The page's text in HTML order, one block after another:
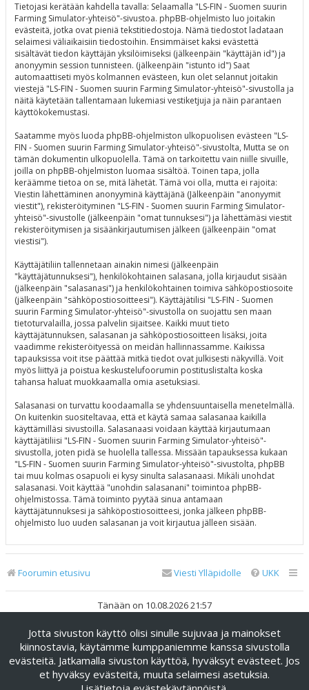
Tietojasi kerätään kahdella tavalla: Selaamalla "LS-FIN - Suomen suurin
Farming Simulator-yhteisö"-sivustoa. phpBB-ohjelmisto luo joitakin
evästeitä, jotka ovat pieniä tekstitiedostoja. Nämä tiedostot ladataan
selaimesi väliaikaisiin tiedostoihin. Ensimmäiset kaksi evästettä
sisältävät tiedon käyttäjän yksilöimiseksi (jälkeenpäin "käyttäjän id") ja
anonyymin session tunnisteen. (jälkeenpäin "istunto id") Saat
automaattiseti myös kolmannen evästeen, kun olet selannut joitakin
viestejä "LS-FIN - Suomen suurin Farming Simulator-yhteisö"-sivustolla ja
näitä käytetään tallentamaan lukemiasi vestiketjuja ja näin parantaen
käyttökokemustasi.
Saatamme myös luoda phpBB-ohjelmiston ulkopuolisen evästeen "LS-
FIN - Suomen suurin Farming Simulator-yhteisö"-sivustolta, Mutta se on
tämän dokumentin ulkopuolella. Tämä on tarkoitettu vain niille sivuille,
joilla on phpBB-ohjelmiston luomaa sisältöä. Toinen tapa, jolla
keräämme tietoa on se, mitä lähetät. Tämä voi olla, mutta ei rajoita:
Viestin lähettäminen anonyyminä käyttäjänä (Jälkeenpäin "anonyymit
viestit"), rekisteröityminen "LS-FIN - Suomen suurin Farming Simulator-
yhteisö"-sivustolle (jälkeenpäin "omat tunnuksesi") ja lähettämäsi viestit
rekisteröitymisen ja sisäänkirjautumisen jälkeen (jälkeenpäin "omat
viestisi").
Käyttäjätiliin tallennetaan ainakin nimesi (jälkeenpäin
"käyttäjätunnuksesi"), henkilökohtainen salasana, jolla kirjaudut sisään
(jälkeenpäin "salasanasi") ja henkilökohtainen toimiva sähköpostiosoite
(jälkeenpäin "sähköpostiosoitteesi"). Käyttäjätilisi "LS-FIN - Suomen
suurin Farming Simulator-yhteisö"-sivustolla on suojattu sen maan
tietoturvalailla, jossa palvelin sijaitsee. Kaikki muut tieto
käyttäjätunnuksen, salasanan ja sähköpostiosoitteen lisäksi, joita
vaadimme rekisteröityessä on meidän hallinnassamme. Kaikissa
tapauksissa voit itse päättää mitkä tiedot ovat julkisesti näkyvillä. Voit
myös liittyä ja poistua keskustelufoorumin postituslistalta koska
tahansa haluat muokkaamalla omia asetuksiasi.
Salasanasi on turvattu koodaamalla se yhdensuuntaisella menetelmällä.
On kuitenkin suositeltavaa, että et käytä samaa salasanaa kaikilla
käyttämilläsi sivustoilla. Salasanaasi voidaan käyttää kirjautumaan
käyttäjätiliisi "LS-FIN - Suomen suurin Farming Simulator-yhteisö"-
sivustolla, joten pidä se huolella tallessa. Missään tapauksessa kukaan
"LS-FIN - Suomen suurin Farming Simulator-yhteisö"-sivustolta, phpBB
tai muu kolmas osapuoli ei kysy sinulta salasanaasi. Mikäli unohdat
salasanasi. Voit käyttää "unohdin salasanani" toimintoa phpBB-
ohjelmistossa. Tämä toiminto pyytää sinua antamaan
käyttäjätunnuksesi ja sähköpostiosoitteesi, jonka jälkeen phpBB-
ohjelmisto luo uuden salasanan ja voit kirjautua jälleen sisään.
Foorumin etusivu UKK
Viesti Ylläpidolle
Tänään on 10.08.2026 21:57
Keskustelufoorumin ohjelmistophpBB® Forum Software ©
phpBB Limited
Käännös: phpBB Suomi (lurttinen, harritapio, Pettis)
phpBB Metro Theme byPixelGoose Studio
Jotta sivuston käyttö olisi sinulle sujuvaa ja mainokset
kiinnostavia, käytämme kumppaniemme kanssa sivustolla
evästeitä. Jatkamalla sivuston käyttöä, hyväksyt evästeet. Jos
et hyväksy evästeitä, muuta selaimesi asetuksia.